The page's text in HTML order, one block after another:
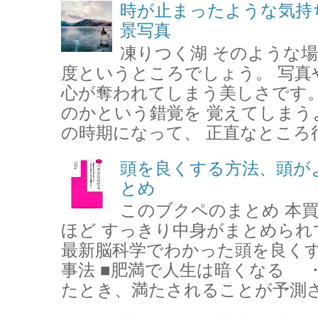
時が止まったような気
景写真
凍りつく湖 そのような
度というところでしょう。 写
心が奪われてしまう美しさです
のかという錯覚を 覚えてしま
の時期になって、 正直なとこ
頭を良くする方法、頭
とめ
このブクペのまとめ 本
ほど すっきり中身がまとめら
最新脳科学でわかった頭を良く
事法 ■肥満で人生は暗くなる
たとき、満たされることが予測